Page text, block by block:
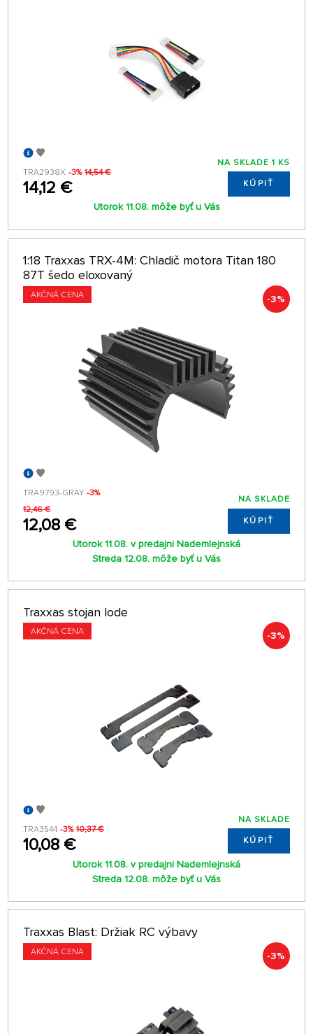
TRA2938X -3% 14,54 €
14,12 €
NA SKLADE 1 KS
KÚPIŤ
Utorok 11.08. môže byť u Vás
1:18 Traxxas TRX-4M: Chladič motora Titan 180
87T šedo eloxovaný
AKČNÁ CENA -3%
TRA9793-GRAY -3%
12,46 €
12,08 €
NA SKLADE
KÚPIŤ
Utorok 11.08. v predajni Nademlejnská
Streda 12.08. môže byť u Vás
Traxxas stojan lode
AKČNÁ CENA -3%
TRA3544 -3% 10,37 €
10,08 €
NA SKLADE
KÚPIŤ
Utorok 11.08. v predajni Nademlejnská
Streda 12.08. môže byť u Vás
Traxxas Blast: Držiak RC výbavy
AKČNÁ CENA -3%